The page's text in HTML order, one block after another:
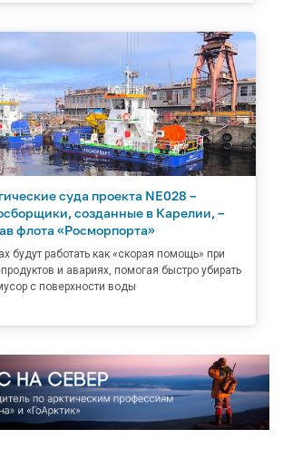
суда проекта NE028 –
созданные в Карелии, –
флота «Росморпорта»
будут работать как «скорая помощь» при
и авариях, помогая быстро убирать
с поверхности воды